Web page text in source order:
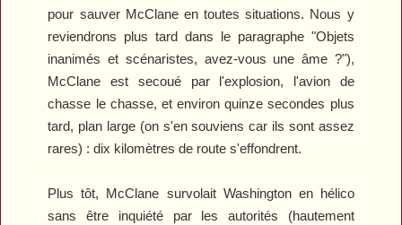
pour sauver McClane en toutes situations. Nous y
reviendrons plus tard dans le paragraphe "Objets
inanimés et scénaristes, avez-vous une âme ?"),
McClane est secoué par l'explosion, l'avion de
chasse le chasse, et environ quinze secondes plus
tard, plan large (on s'en souviens car ils sont assez
rares) : dix kilomètres de route s'effondrent.
Plus tôt, McClane survolait Washington en hélico
sans être inquiété par les autorités (hautement